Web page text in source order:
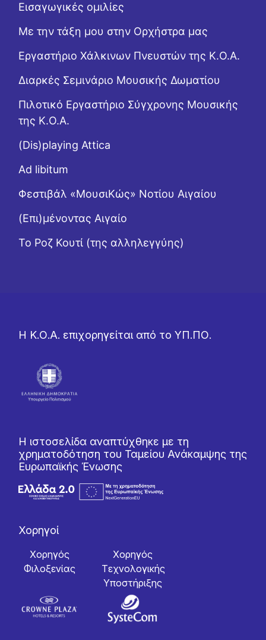
Εισαγωγικές ομιλίες
Με την τάξη μου στην Ορχήστρα μας
Εργαστήριo Χάλκινων Πνευστών της Κ.Ο.Α.
Διαρκές Σεμινάριο Μουσικής Δωματίου
Πιλοτικό Εργαστήριο Σύγχρονης Μουσικής
της Κ.Ο.Α.
(Dis)playing Attica
Ad libitum
Φεστιβάλ «ΜουσιΚώς» Νοτίου Αιγαίου
(Επι)μένοντας Αιγαίο
Το Ροζ Κουτί (της αλληλεγγύης)
Η Κ.Ο.Α. επιχορηγείται από το ΥΠ.ΠΟ.
Η ιστοσελίδα αναπτύχθηκε με τη
χρηματοδότηση του Ταμείου Ανάκαμψης της
Ευρωπαϊκής Ένωσης
Χορηγοί
Χορηγός
Φιλοξενίας
Χορηγός
Tεχνολογικής
Yποστήριξης